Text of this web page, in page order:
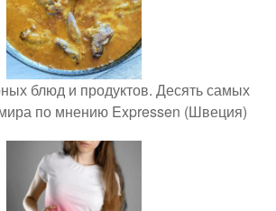
блюд и продуктов. Десять самых
по мнению Expressen (Швеция)